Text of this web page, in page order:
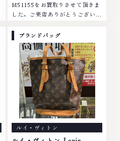
M51155をお買取りさせて頂きま
した。ご来店ありがとうございま
プラチナ ダイヤモンド ブランド
品 ブランド衣類 お酒買取りのこ
となら、お任せください。なかで
も金・プラチナ等のアクセサリ
ー・貴金属・宝石・ダイヤモン
ド・ジュエリーや ブランド品・
時計等は特に自信を持って、高額
査定を実現しております。 古く
て使わなくなってしまったアクセ
サリー、動かなくなってしまった
腕時計、多くのお品物の高価買取
りを実現しており、他店ではお値
ブランドバッグ
ルイ・ヴィトン